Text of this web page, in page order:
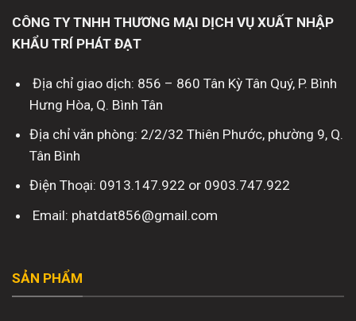
CÔNG TY TNHH THƯƠNG MẠI DỊCH VỤ XUẤT NHẬP
KHẨU TRÍ PHÁT ĐẠT
Địa chỉ giao dịch: 856 – 860 Tân Kỳ Tân Quý, P. Bình
Hưng Hòa, Q. Bình Tân
Địa chỉ văn phòng: 2/2/32 Thiên Phước, phường 9, Q.
Tân Bình
Điện Thoại: 0913.147.922 or 0903.747.922
Email: phatdat856@gmail.com
SẢN PHẨM